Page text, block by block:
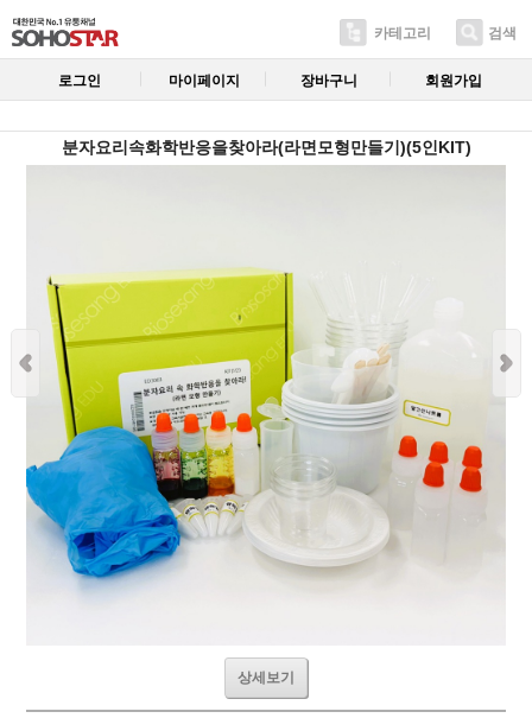
카테고리 검색
로그인 마이페이지 장바구니 회원가입
분자요리속화학반응을찾아라(라면모형만들기)(5인KIT)
상세보기